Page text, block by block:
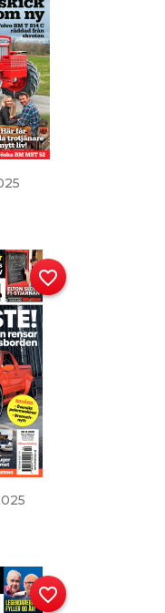
favorite_border
favorite_border